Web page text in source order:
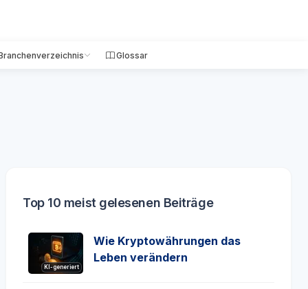
Glossar
Top 10 meist gelesenen Beiträge
KI-generiert
Wie Kryptowährungen das
Leben verändern